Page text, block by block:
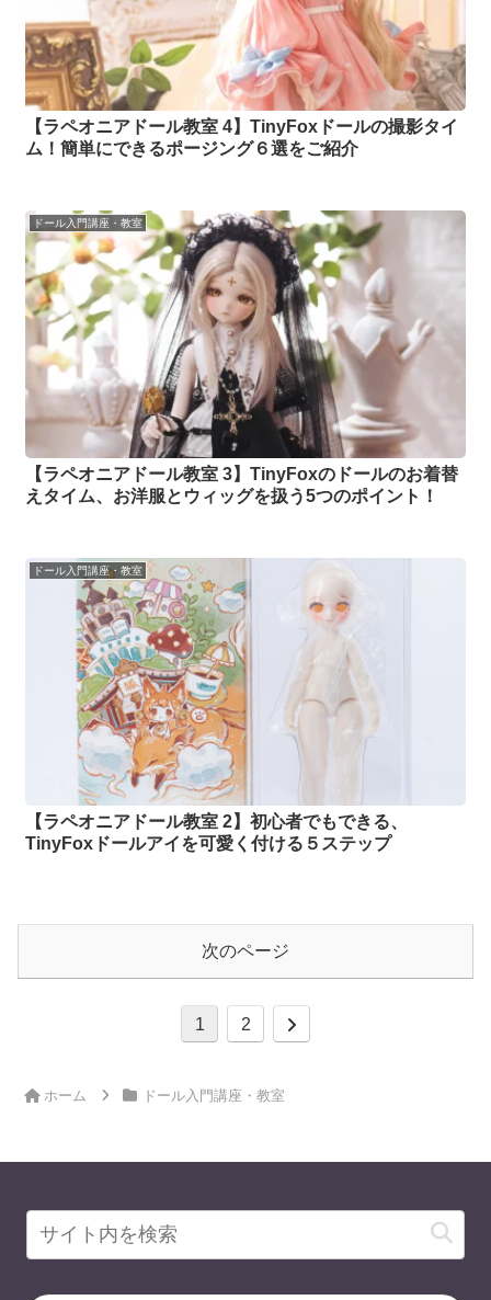
【ラペオニアドール教室 4】TinyFoxドールの撮影タイ
ム！簡単にできるポージング６選をご紹介
ドール入門講座・教室
【ラペオニアドール教室 3】TinyFoxのドールのお着替
えタイム、お洋服とウィッグを扱う5つのポイント！
ドール入門講座・教室
【ラペオニアドール教室 2】初心者でもできる、
TinyFoxドールアイを可愛く付ける５ステップ
次のページ
1 2
次
ホーム ドール入門講座・教室